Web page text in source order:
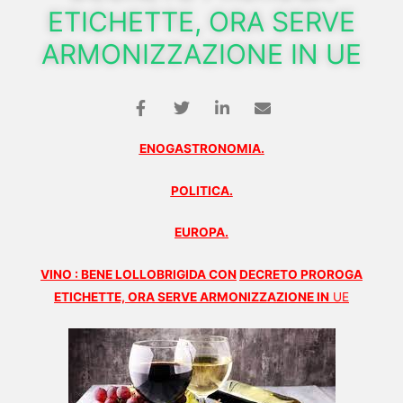
ETICHETTE, ORA SERVE
ARMONIZZAZIONE IN UE
ENOGASTRONOMIA.
POLITICA.
EUROPA.
VINO : BENE LOLLOBRIGIDA CONDECRETO PROROGA
ETICHETTE, ORASERVE ARMONIZZAZIONE IN UE